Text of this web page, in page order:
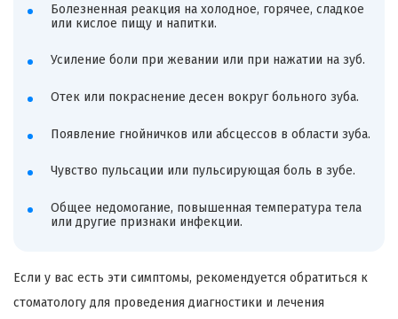
Болезненная реакция на холодное, горячее, сладкое
или кислое пищу и напитки.
Усиление боли при жевании или при нажатии на зуб.
Отек или покраснение десен вокруг больного зуба.
Появление гнойничков или абсцессов в области зуба.
Чувство пульсации или пульсирующая боль в зубе.
Общее недомогание, повышенная температура тела
или другие признаки инфекции.
Если у вас есть эти симптомы, рекомендуется обратиться к
стоматологу для проведения диагностики и лечения